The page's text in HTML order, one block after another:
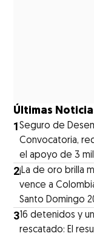
Últimas
1Seguro de
Convocatoria,
el apoyo de 3
2¡La de oro brilla
vence a
Santo Domingo
316 detenidos y
rescatado: El